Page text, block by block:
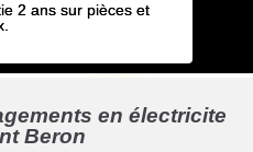
2 ans sur pièces et
en électricite
Beron